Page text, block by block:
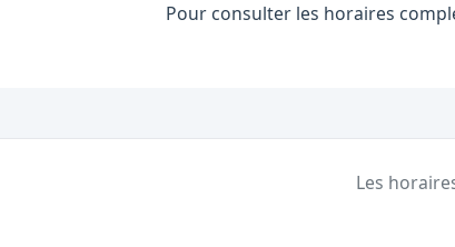
Pour consulter les horaires
Les